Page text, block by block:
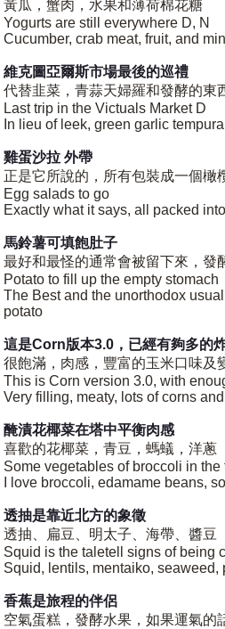
黃瓜，蟹肉，水果和薄荷棉花糖
Yogurts are still everywhere D, N
Cucumber, crab meat, fruit, and
維克圖亞爾斯市場最後的巡禮
代替韭菜，青蒜天婦羅和發酵的東
Last trip in the Victuals Market D
In lieu of leek, green garlic
雞蛋沙拉 外帶
正是它所說的，所有包裝成一個橄
Egg salads to go
Exactly what it says, all packed
馬鈴薯可填飽肚子
最好和最怪的通常會被留下來，發
Potato to fill up the empty stomach
The Best and the unorthodox
potato
這是Corn版本3.0，已經有夠多的
很飽滿，肉感，豐富的玉米口味及
This is Corn version 3.0, with
Very filling, meaty, lots of corns
醃漬花椰菜在塔中平衡肉感
喜歡的花椰菜，青豆，螞蟻，洋蔥
Some vegetables of broccoli in the
I love broccoli, edamame beans,
透抽是靠近北方的象徵
透抽、扁豆、明太子、海帶、醬豆
Squid is the taletell signs of being
Squid, lentils, mentaiko, seaweed,
香蕉是旅程的伴侶
空氣蛋糕，發酵水果，如果運氣的